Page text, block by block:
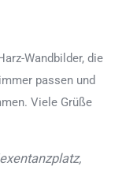
Wandbilder, die
passen und
Viele Grüße